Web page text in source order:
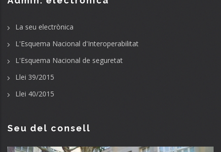
La seu electrònica
L'Esquema Nacional d'Interoperabilitat
L'Esquema Nacional de seguretat
Llei 39/2015
Llei 40/2015
Seu del consell